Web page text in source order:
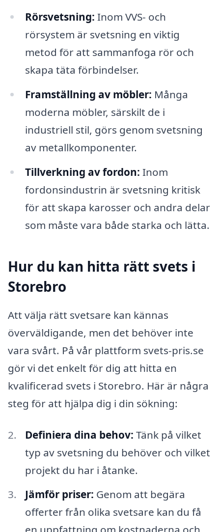
Rörsvetsning: Inom VVS- och
rörsystem är svetsning en viktig
metod för att sammanfoga rör och
skapa täta förbindelser.
Framställning av möbler: Många
moderna möbler, särskilt de i
industriell stil, görs genom svetsning
av metallkomponenter.
Tillverkning av fordon: Inom
fordonsindustrin är svetsning kritisk
för att skapa karosser och andra delar
som måste vara både starka och lätta.
Hur du kan hitta rätt svets i
Storebro
Att välja rätt svetsare kan kännas
överväldigande, men det behöver inte
vara svårt. På vår plattform svets-pris.se
gör vi det enkelt för dig att hitta en
kvalificerad svets i Storebro. Här är några
steg för att hjälpa dig i din sökning:
Definiera dina behov: Tänk på vilket
typ av svetsning du behöver och vilket
projekt du har i åtanke.
Jämför priser: Genom att begära
offerter från olika svetsare kan du få